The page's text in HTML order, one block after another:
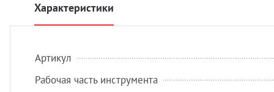
Характеристики
Артикул
Рабочая часть инструмента